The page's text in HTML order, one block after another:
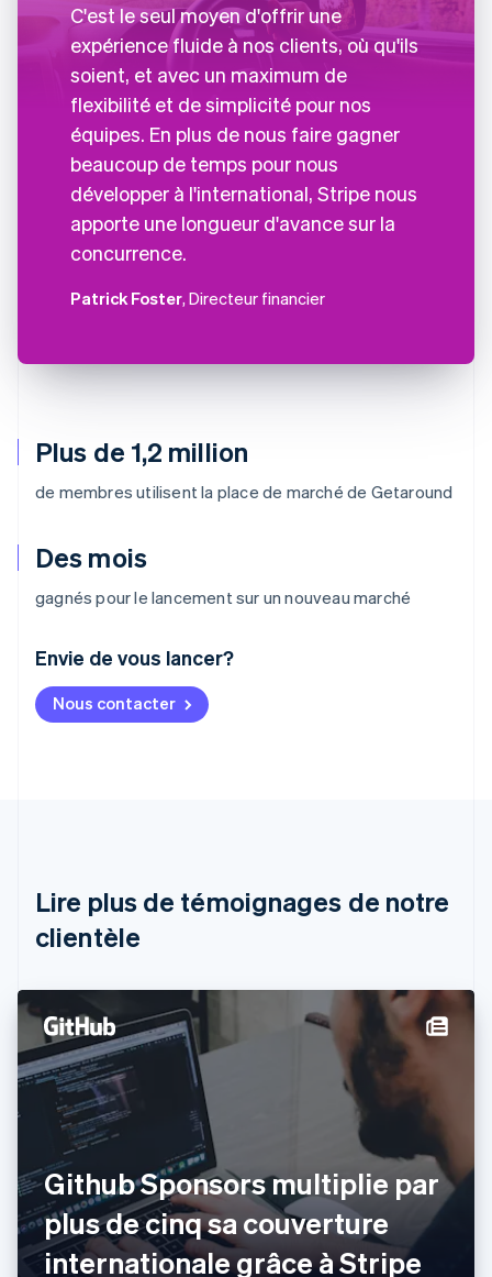
Plus de 1,2 million
de membres utilisent la place de marché de Getaround
Des mois
gagnés pour le lancement sur un nouveau marché
Envie de vous lancer?
Nous contacter
C'est le seul moyen d'offrir une
expérience fluide à nos clients, où qu'ils
soient, et avec un maximum de
flexibilité et de simplicité pour nos
équipes. En plus de nous faire gagner
beaucoup de temps pour nous
développer à l'international, Stripe nous
apporte une longueur d'avance sur la
concurrence.
Patrick Foster, Directeur financier
Lire plus de témoignages de notre
clientèle
Github Sponsors multiplie par
plus de cinq sa couverture
internationale grâce à Stripe
Allemagne
DeutschEnglish
Australie
Bulgarie
English
Canada
Chine continentale
简体中文 English
Chypre
English
Croatie
EnglishItaliano
Danemark
English
Émirats arabes unis
English
Espagne
EspañolEnglish
Estonie